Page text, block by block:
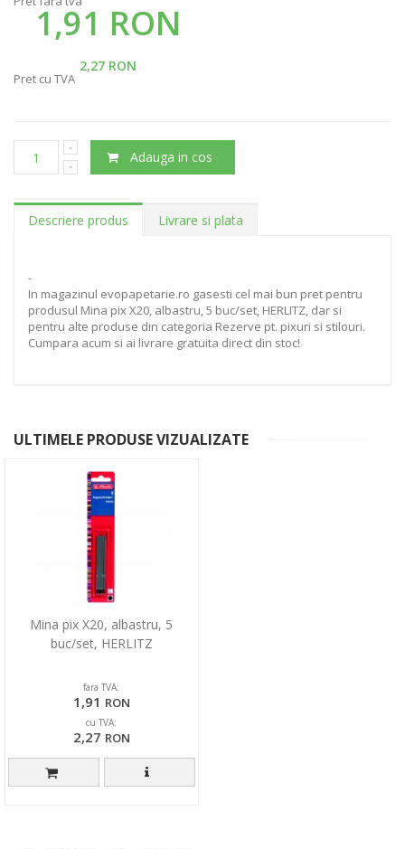
1,91 RON
2,27 RON
Pret cu TVA
Adauga in cos
Descriere produs Livrare si plata
-
In magazinul evopapetarie.ro gasesti cel mai bun pret pentru
produsul Mina pix X20, albastru, 5 buc/set, HERLITZ, dar si
pentru alte produse din categoria Rezerve pt. pixuri si stilouri.
Cumpara acum si ai livrare gratuita direct din stoc!
ULTIMELE PRODUSE VIZUALIZATE
Mina pix X20, albastru, 5
buc/set, HERLITZ
fara TVA:
1,91 RON
cu TVA:
2,27 RON